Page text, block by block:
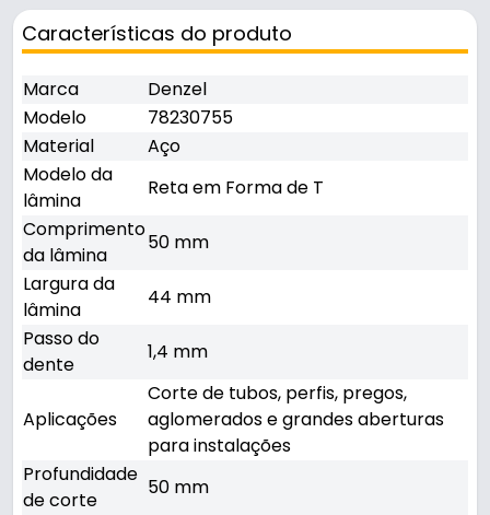
Características do produto
Marca
Denzel
Modelo
78230755
Material
Aço
Modelo da
lâmina
Reta em Forma de T
Comprimento
da lâmina
50 mm
Largura da
lâmina
44 mm
Passo do
dente
1,4 mm
Aplicações
Corte de tubos, perfis, pregos,
aglomerados e grandes aberturas
para instalações
Profundidade
de corte
50 mm